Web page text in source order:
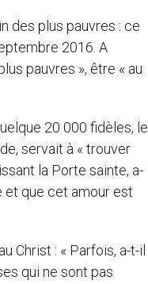
des plus pauvres : ce
2016. A
pauvres », être « au
20 000 fidèles, le
servait à « trouver
la Porte sainte, a-
et que cet amour est
Christ : « Parfois, a-t-il
qui ne sont pas